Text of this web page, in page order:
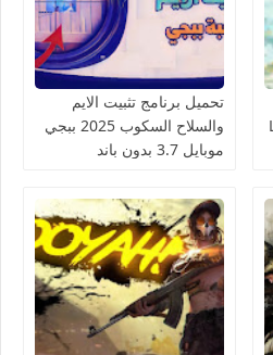
تحميل برنامج تثبيت الايم
والسلاح السكوب 2025 ببجي
موبايل 3.7 بدون باند